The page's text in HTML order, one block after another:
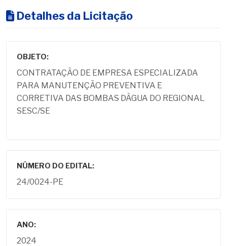
Detalhes da Licitação
OBJETO:
CONTRATAÇÃO DE EMPRESA ESPECIALIZADA
PARA MANUTENÇÃO PREVENTIVA E
CORRETIVA DAS BOMBAS DÀGUA DO REGIONAL
SESC/SE
NÚMERO DO EDITAL:
24/0024-PE
ANO:
2024